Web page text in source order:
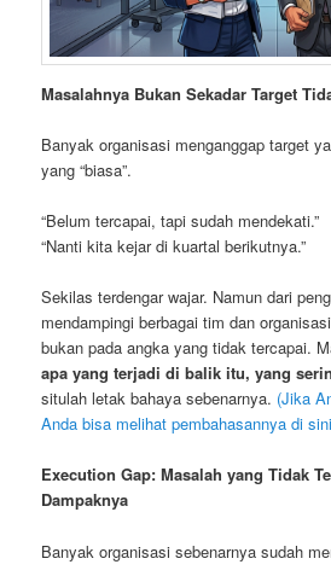
Masalahnya Bukan Sekadar Target
Banyak organisasi menganggap target
yang “biasa”.
“Belum tercapai, tapi sudah mendekati.”
“Nanti kita kejar di kuartal berikutnya.”
Sekilas terdengar wajar. Namun dari
mendampingi berbagai tim dan
bukan pada angka yang tidak tercapai.
apa yang terjadi di balik itu, yang
situlah letak bahaya sebenarnya. (Jika
Anda bisa melihat pembahasannya di
Execution Gap: Masalah yang Tidak
Dampaknya
Banyak organisasi sebenarnya sudah